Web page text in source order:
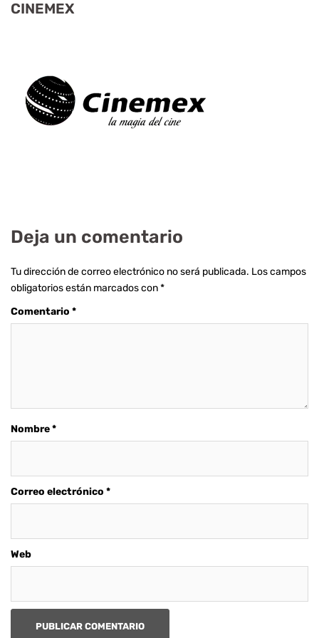
CINEMEX
Deja un comentario
Tu dirección de correo electrónico no será publicada. Los campos
obligatorios están marcados con*
Comentario *
Nombre*
Correo electrónico *
Web